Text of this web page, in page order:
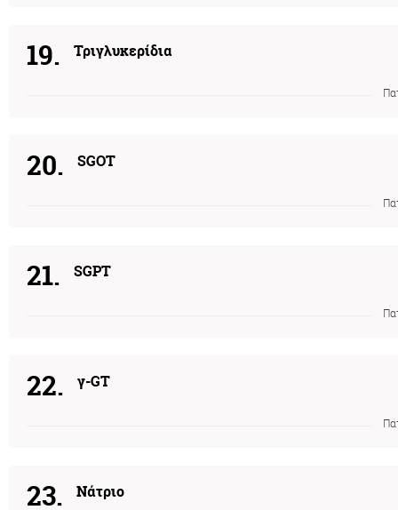
19. Τριγλυκερίδια
20. SGOT
21. SGPT
22. γ-GT
23. Νάτριο